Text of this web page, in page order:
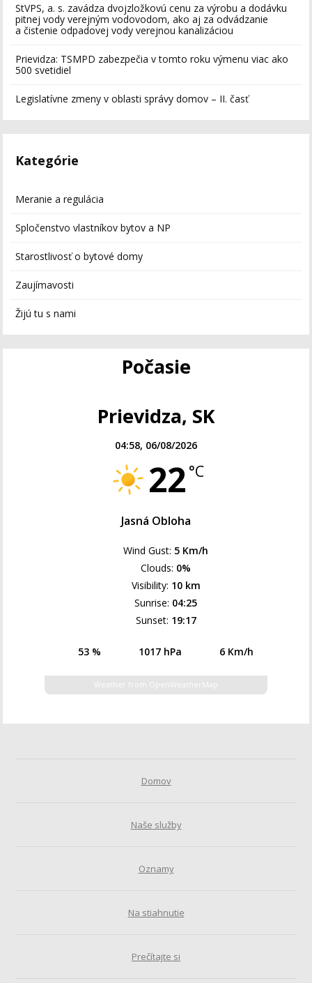
StVPS, a. s. zavádza dvojzložkovú cenu za výrobu a dodávku
pitnej vody verejným vodovodom, ako aj za odvádzanie
a čistenie odpadovej vody verejnou kanalizáciou
Prievidza: TSMPD zabezpečia v tomto roku výmenu viac ako
500 svetidiel
Legislatívne zmeny v oblasti správy domov – II. časť
Kategórie
Meranie a regulácia
Spločenstvo vlastníkov bytov a NP
Starostlivosť o bytové domy
Zaujímavosti
Žijú tu s nami
Počasie
Prievidza, SK
04:58, 06/08/2026
22 °C
Jasná Obloha
53 % 1017 hPa 6 Km/h
Wind Gust: 5 Km/h
Clouds: 0%
Visibility: 10 km
Sunrise: 04:25
Sunset: 19:17
Weather from OpenWeatherMap
Domov
Naše služby
Oznamy
Na stiahnutie
Prečítajte si